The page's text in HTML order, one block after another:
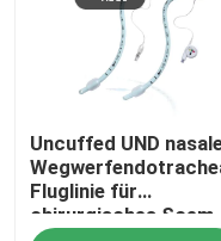
Uncuffed UND
Fluglinie für
chirurgisches Soem